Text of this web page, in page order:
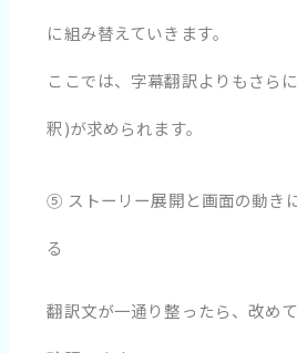
に組み替えていきます。
ここでは、字幕翻訳よりもさら
釈)が求められます。
⑤ ストーリー展開と画面の動き
る
翻訳文が一通り整ったら、改めて